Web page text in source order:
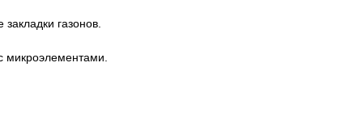
газонов.
микроэлементами.